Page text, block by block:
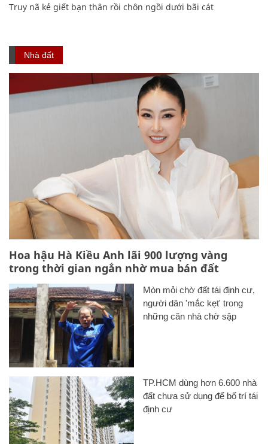
Truy nã kẻ giết bạn thân rồi chôn ngồi dưới bãi cát
Nhà đất
Hoa hậu Hà Kiều Anh lãi 900 lượng vàng
trong thời gian ngắn nhờ mua bán đất
Mòn mỏi chờ đất tái định cư,
người dân 'mắc kẹt' trong
những căn nhà chờ sập
TP.HCM dùng hơn 6.600 nhà
đất chưa sử dụng để bố trí tái
định cư